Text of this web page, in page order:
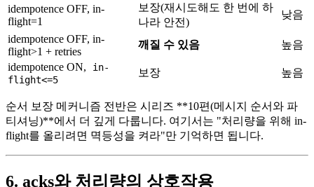
idempotence OFF, in-
flight=1
보장(재시도해도 한 번에 하
나라 안전)
낮음
idempotence OFF, in-
flight>1 + retries
깨질 수 있음
높음
idempotence ON,
in-
flight<=5
보장 높음
순서 보장 메커니즘 전반은 시리즈 **10편(메시지 순서와 파
티셔닝)**에서 더 깊게 다룹니다. 여기서는 "처리량을 위해 in-
flight를 올리려면 멱등성을 켜라"만 기억하면 됩니다.
6. acks와 처리량의 상호작용